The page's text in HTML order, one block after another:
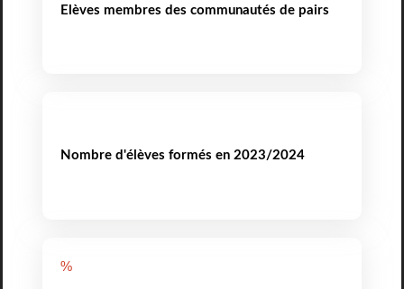
Elèves membres des communautés de pairs
Nombre d'élèves formés en 2023/2024
%